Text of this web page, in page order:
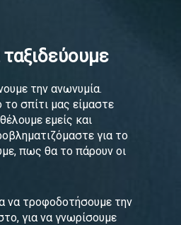
ταξιδεύουμε
την ανωνυμία.
σπίτι μας είμαστε
εμείς και
για το
πως θα το πάρουν οι
να τροφοδοτήσουμε την
για να γνωρίσουμε